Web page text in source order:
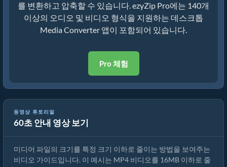
를 변환하고 압축할 수 있습니다. ezyZip Pro에는 140개
이상의 오디오 및 비디오 형식을 지원하는 데스크톱
Media Converter 앱이 포함되어 있습니다.
Pro 체험
동영상 튜토리얼
60초 안내 영상 보기
MP4를 16MB로 줄이는 방법 (간단한 가이드)
미디어 파일의 크기를 특정 크기 이하로 줄이는 방법을 보여주는
비디오 가이드입니다. 이 예시는 MP4 비디오를 16MB 이하로 줄